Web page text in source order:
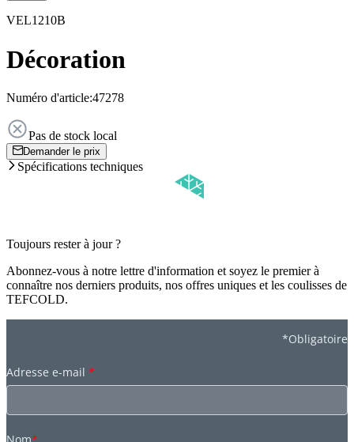
VEL1210B
Décoration
Numéro d'article:47278
Pas de stock local
Demander le prix
Spécifications techniques
Toujours rester à jour ?
Abonnez-vous à notre lettre d'information et soyez le premier à
connaître nos derniers produits, nos offres uniques et les coulisses de
TEFCOLD.
*Obligatoire
Adresse e-mail *